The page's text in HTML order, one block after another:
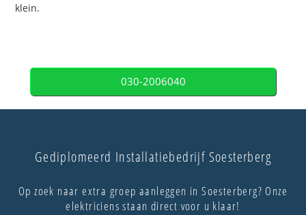
klein.
030-2006040
Gediplomeerd Installatiebedrijf Soesterberg
Op zoek naar extra groep aanleggen in Soesterberg? Onze
elektriciens staan direct voor u klaar!